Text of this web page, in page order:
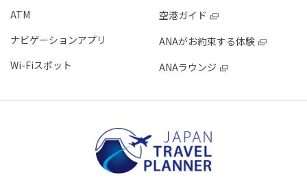
ATM
ナビゲーションアプリ
Wi-Fiスポット
空港ガイド
ANAがお約束する体験
ANAラウンジ